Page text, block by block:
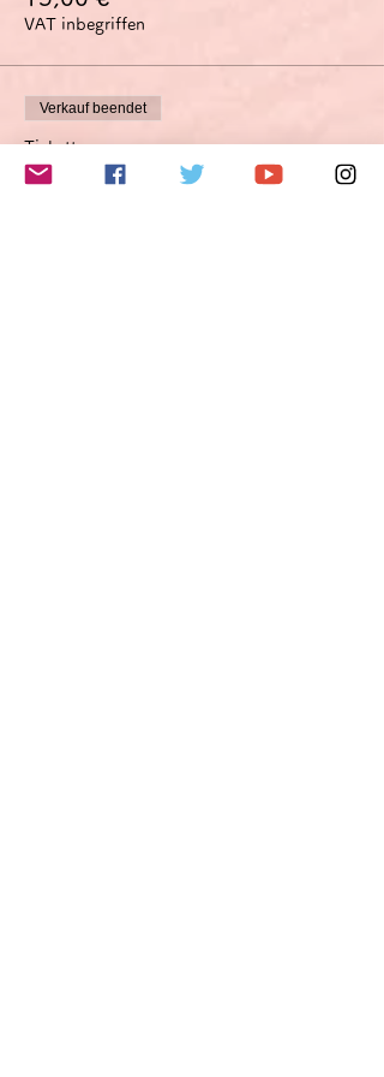
VAT inbegriffen
Verkauf beendet
Tickettyp
Verbesserungsvorschlagsoption